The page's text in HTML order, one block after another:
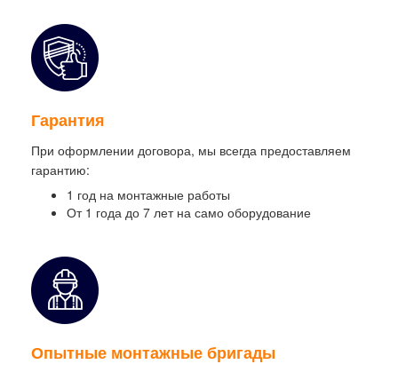
Гарантия
При оформлении договора, мы всегда предоставляем
гарантию:
1 год на монтажные работы
От 1 года до 7 лет на само оборудование
Опытные монтажные бригады